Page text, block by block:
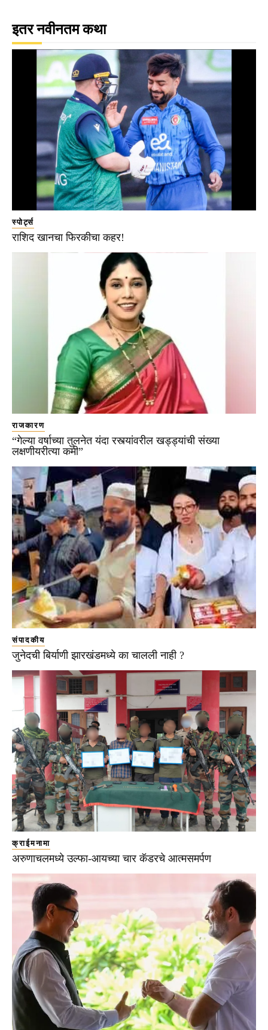
इतर नवीनतम कथा
स्पोर्ट्स
राशिद खानचा फिरकीचा कहर!
राजकारण
“गेल्या वर्षाच्या तुलनेत यंदा रस्त्यांवरील खड्ड्यांची संख्या
लक्षणीयरीत्या कमी”
संपादकीय
जुनेदची बिर्याणी झारखंडमध्ये का चालली नाही ?
क्राईमनामा
अरुणाचलमध्ये उल्फा-आयच्या चार कॅडरचे आत्मसमर्पण